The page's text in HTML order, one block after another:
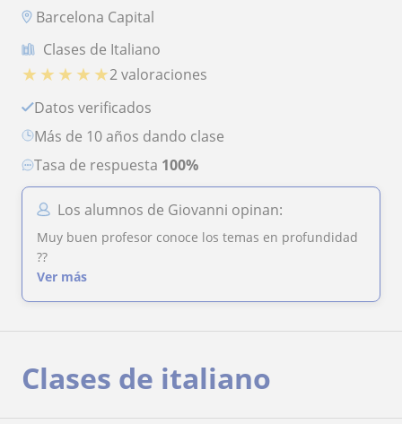
Barcelona Capital
Clases de Italiano
★ ★ ★ ★ ★2 valoraciones
Datos verificados
más de 10 años dando clase
Tasa de respuesta 100%
Los alumnos de Giovanni opinan:
Muy buen profesor conoce los temas en profundidad
??
Ver más
Clases de italiano